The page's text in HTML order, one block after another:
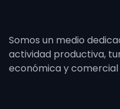
Somos un medio
actividad productiva,
económica y comercial